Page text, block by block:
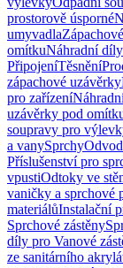
prostorově úsporné
umyvadla
omítkuNáhradní
PřipojeníTěsnění
zápachové uzávěrky
pro zařízení
uzávěrky pod
soupravy pro
a vanySprchy
Příslušenství pro
vpustiOdtoky ve
vaničky a sprchové
materiálůInstalační
Sprchové zástěny
díly pro Vanové
ze sanitárního